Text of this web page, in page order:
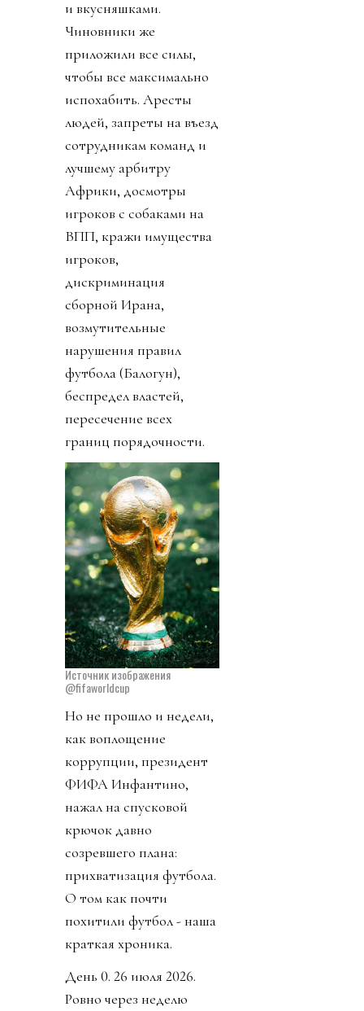
и вкусняшками.
Чиновники же
приложили все силы,
чтобы все максимально
испохабить. Аресты
людей, запреты на въезд
сотрудникам команд и
лучшему арбитру
Африки, досмотры
игроков с собаками на
ВПП, кражи имущества
игроков,
дискриминация
сборной Ирана,
возмутительные
нарушения правил
футбола (Балогун),
беспредел властей,
пересечение всех
границ порядочности.
Источник изображения
@fifaworldcup
Но не прошло и недели,
как воплощение
коррупции, президент
ФИФА Инфантино,
нажал на спусковой
крючок давно
созревшего плана:
прихватизация футбола.
О том как почти
похитили футбол - наша
краткая хроника.
День 0. 26 июля 2026.
Ровно через неделю